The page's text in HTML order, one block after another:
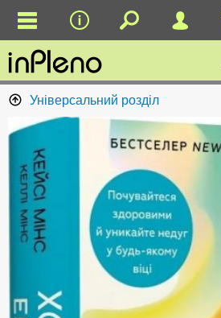
Універсальний розділ